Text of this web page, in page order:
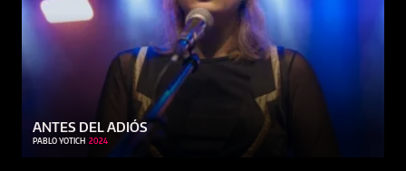
ANTES DEL ADIÓS
PABLO YOTICH 2024